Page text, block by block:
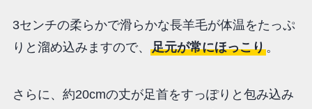
3センチの柔らかで滑らかな長羊毛が体温をたっぷ
りと溜め込みますので、 足元が常にほっこり。
さらに、約20cmの丈が足首をすっぽりと包み込み